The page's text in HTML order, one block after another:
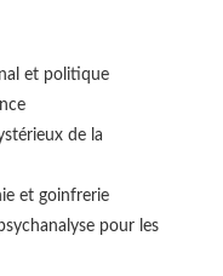
et politique
de la
et goinfrerie
pour les